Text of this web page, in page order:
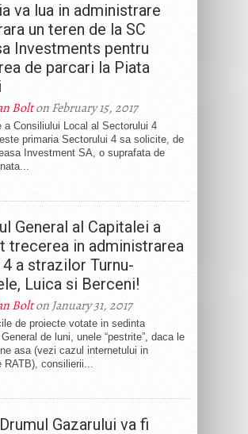
va lua in administrare
un teren de la SC
Investments pentru
de parcari la Piata
Bolton February 15, 2017
a Consiliului Local al Sectorului 4
primaria Sectorului 4 sa solicite, de
Investment SA, o suprafata de
General al Capitalei a
trecerea in administrarea
a strazilor Turnu-
Luica si Berceni!
Bolton January 31, 2017
de proiecte votate in sedinta
de luni, unele “pestrite”, daca le
asa (vezi cazul internetului in
RATB), consilierii...
Gazarului va fi